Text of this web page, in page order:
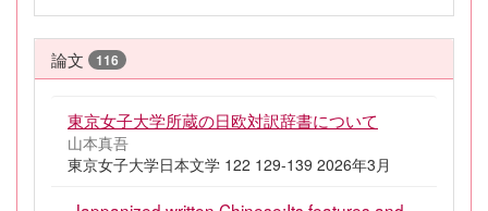
論文 116
東京女子大学所蔵の日欧対訳辞書について
山本真吾
東京女子大学日本文学 122 129-139 2026年3月